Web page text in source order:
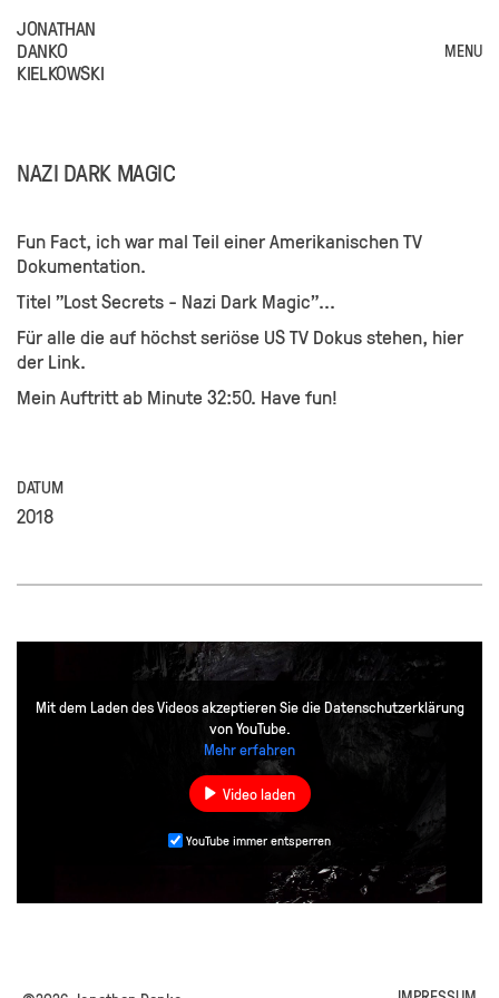
JONATHAN
DANKO
KIELKOWSKI
MENU
NAZI DARK MAGIC
Fun Fact, ich war mal Teil einer Amerikanischen TV
Dokumentation.
Titel "Lost Secrets - Nazi Dark Magic"...
Für alle die auf höchst seriöse US TV Dokus stehen, hier
der Link.
Mein Auftritt ab Minute 32:50. Have fun!
DATUM
2018
Mit dem Laden des Videos akzeptieren Sie die Datenschutzerklärung
von YouTube.
Mehr erfahren
Video laden
YouTube immer entsperren